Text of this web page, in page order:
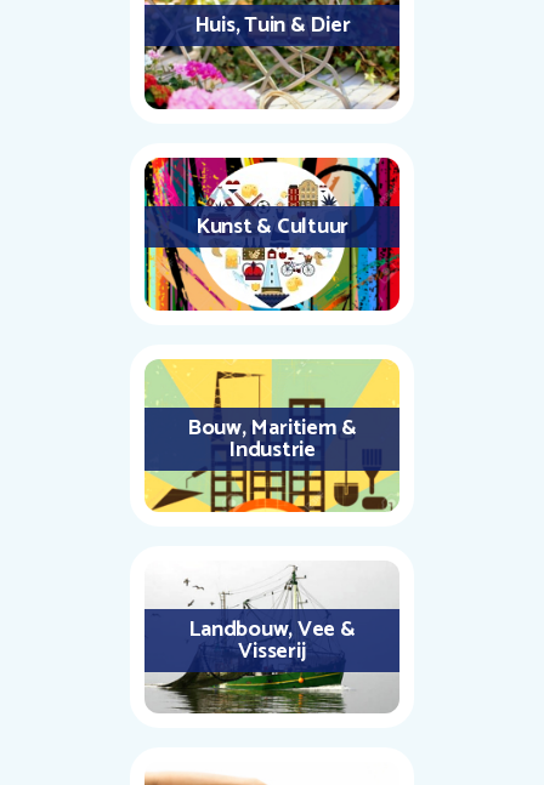
Huis, Tuin & Dier
Kunst & Cultuur
Bouw, Maritiem &
Industrie
Landbouw, Vee &
Visserij